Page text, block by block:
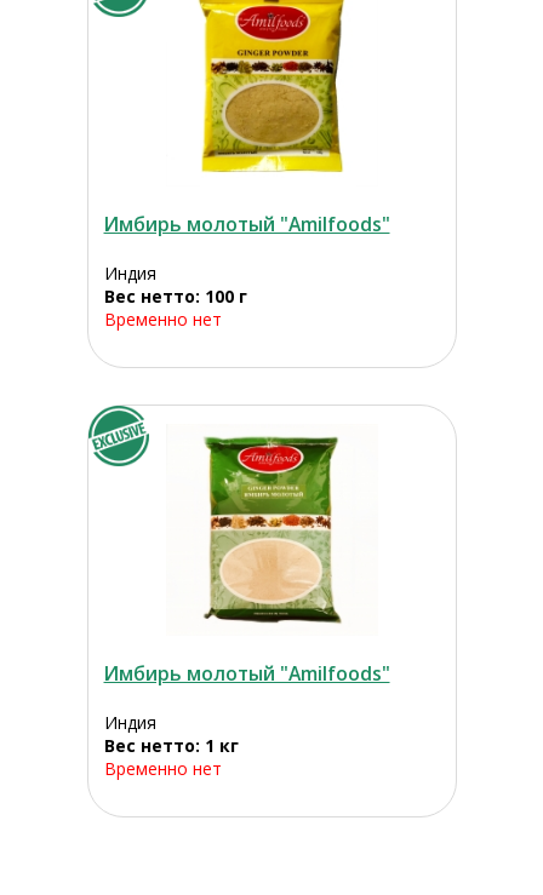
Имбирь молотый "Amilfoods"
Индия
Вес нетто: 100 г
Временно нет
Имбирь молотый "Amilfoods"
Индия
Вес нетто: 1 кг
Временно нет